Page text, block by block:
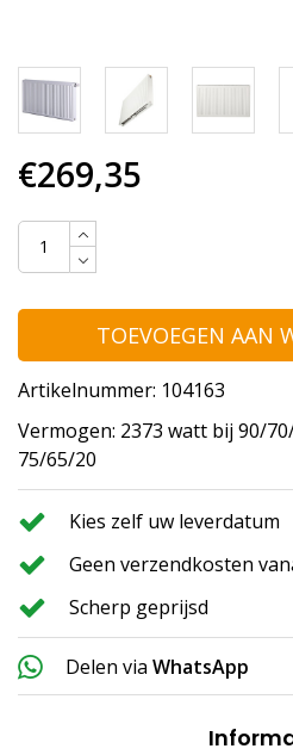
€269,35
TOEVOEGEN AAN
Artikelnummer: 104163
Vermogen: 2373 watt bij 90/
75/65/20
Kies zelf uw leverdatum
Geen verzendkosten
Scherp geprijsd
Delen via WhatsApp